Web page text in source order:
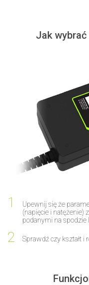
Jak
Upewnij się że
(napięcie i natężenie)
podanymi na spodzie
Sprawdź czy kształt i